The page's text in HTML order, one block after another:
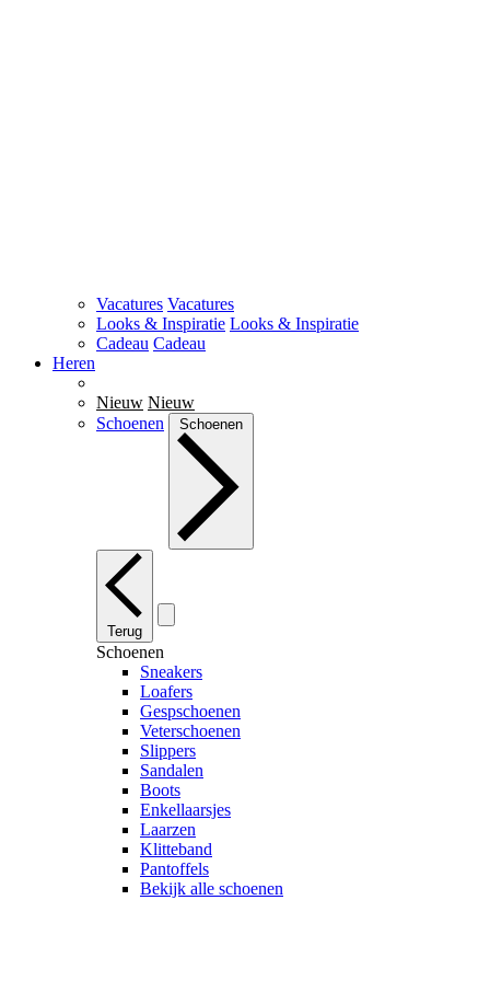
Vacatures Vacatures
Looks & Inspiratie Looks & Inspiratie
Cadeau Cadeau
Heren
Nieuw Nieuw
Schoenen
Schoenen
Terug
Schoenen
Sneakers
Loafers
Gespschoenen
Veterschoenen
Slippers
Sandalen
Boots
Enkellaarsjes
Laarzen
Klitteband
Pantoffels
Bekijk alle schoenen